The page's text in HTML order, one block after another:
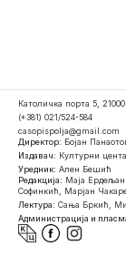
Католичка порта 5,
(+381) 021/524-584
casopispolja@gmail.com
Директор: Бојан
Издавач: Културни
Уредник: Ален Бешић
Редакција: Маја
Софинкић, Марјан
Лектура: Сања Бркић,
Администрација и